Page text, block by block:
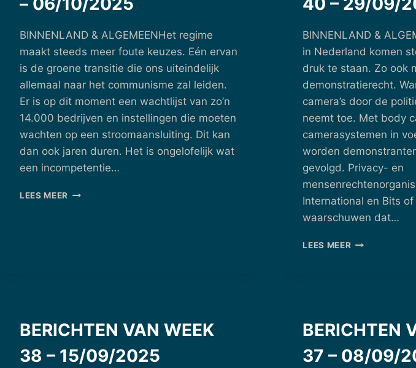
BINNENLAND & ALGEMEENHet regime
maakt steeds meer foute keuzes. Eén ervan
is de groene transitie die ons uiteindelijk
allemaal naar het communisme zal leiden.
Er is op dit moment een wachtlijst van zo’n
14.000 bedrijven en instellingen die moeten
wachten op een stroomaansluiting. Dit kan
dan ook jaren duren. Het is ongelofelijk wat
een incompetentie…
LEES MEER BERICHTEN
BINNENLAND &
in Nederland komen
druk te staan. Zo ook
demonstratierecht.
camera’s door de
neemt toe. Met body
camerasystemen in
worden
gevolgd. Privacy- en
International en Bits of
waarschuwen dat…
LEES MEERBERICHTEN
BERICHTEN VAN WEEK
38 – 15/09/2025
BERICHTEN
37 – 08/09/